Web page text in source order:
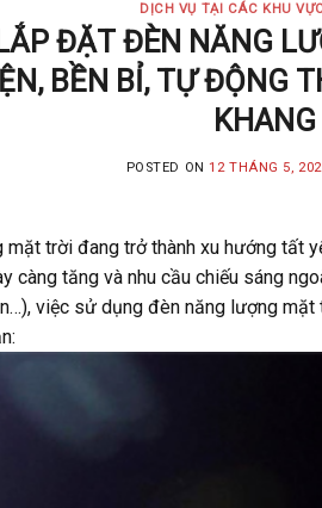
Với hơn 5 năm kinh
DỊCH VỤ TẠI CÁC KHU
ĐẶT ĐÈN NĂNG
BỀN BỈ, TỰ ĐỘNG
KHANG
POSTED ON12 THÁNG 5,
trời đang trở thành xu hướng tất
càng tăng và nhu cầu chiếu sáng
việc sử dụng đèn năng lượng